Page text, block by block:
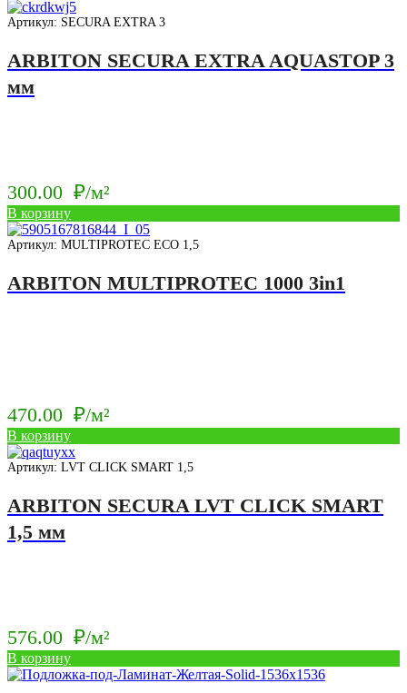
Артикул: SECURA EXTRA 3
ARBITON SECURA EXTRA AQUASTOP 3
мм
300.00 ₽/м²
В корзину
Артикул: MULTIPROTEC ECO 1,5
ARBITON MULTIPROTEC 1000 3in1
470.00 ₽/м²
В корзину
Артикул: LVT CLICK SMART 1,5
ARBITON SECURA LVT CLICK SMART
1,5 мм
576.00 ₽/м²
В корзину